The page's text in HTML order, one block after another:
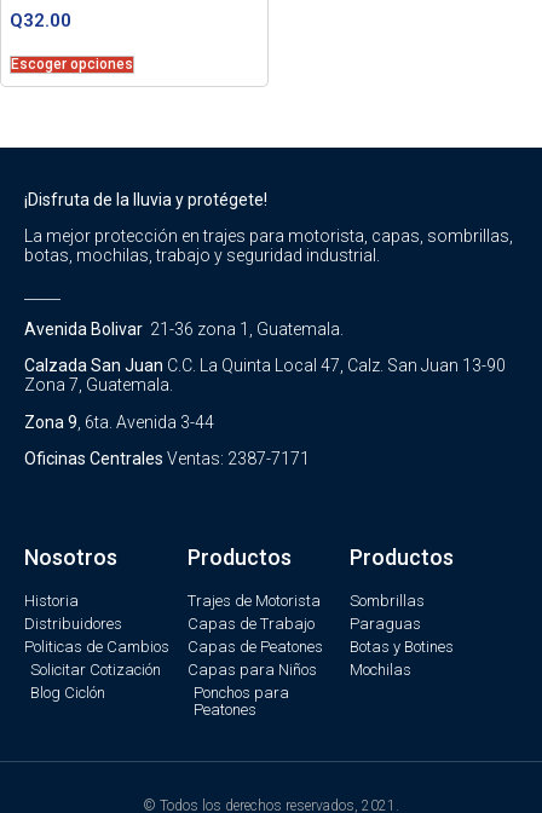
Q32.00
Escoger opciones
¡Disfruta de la lluvia y protégete!
La mejor protección en trajes para motorista, capas, sombrillas,
botas, mochilas, trabajo y seguridad industrial.
Avenida Bolivar 21-36 zona 1, Guatemala.
Calzada San Juan C.C. La Quinta Local 47, Calz. San Juan 13-90
Zona 7, Guatemala.
Zona 9 , 6ta. Avenida 3-44
Oficinas Centrales Ventas: 2387-7171
Nosotros
Historia
Distribuidores
Politicas de Cambios
Solicitar Cotización
Blog Ciclón
Productos
Trajes de Motorista
Capas de Trabajo
Capas de Peatones
Capas para Niños
Ponchos para
Peatones
Productos
Sombrillas
Paraguas
Botas y Botines
Mochilas
© Todos los derechos reservados, 2021.